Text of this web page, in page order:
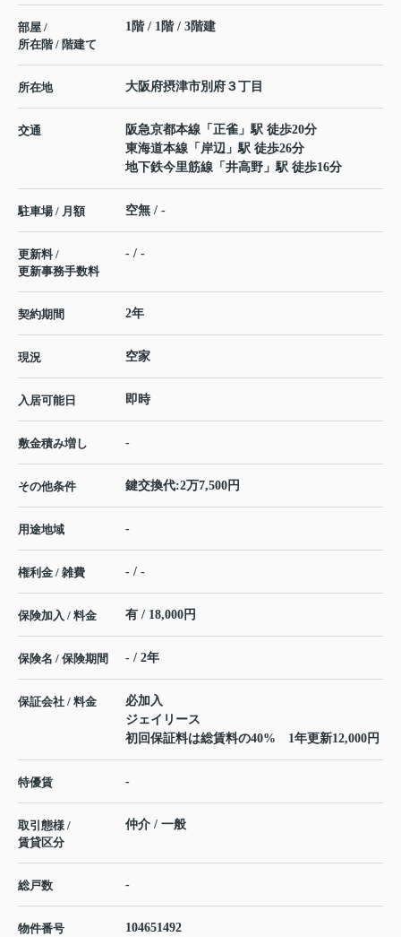
部屋 /
所在階 / 階建て
1階 / 1階 / 3階建
所在地 大阪府摂津市別府 ３丁目
交通 阪急京都本線 「 正雀 」駅 徒歩20分
東海道本線 「 岸辺 」駅 徒歩26分
地下鉄今里筋線 「 井高野 」駅 徒歩16分
駐車場 / 月額 空無 / -
更新料 /
更新事務手数料
- / -
契約期間 2年
現況 空家
入居可能日 即時
敷金積み増し -
その他条件 鍵交換代:2万7,500円
用途地域 -
権利金 / 雑費 - / -
保険加入 / 料金 有 / 18,000円
保険名 / 保険期間 - / 2年
保証会社 / 料金
必加入
ジェイリース
初回保証料は総賃料の40% 1年更新12,000円
特優賃 -
取引態様 /
賃貸区分
仲介 / 一般
総戸数 -
物件番号 104651492